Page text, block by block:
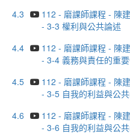
4.3
112 - 磨課師課程 - 陳
- 3-3 權利與公共論述
4.4
112 - 磨課師課程 - 陳
- 3-4 義務與責任的重
4.5
112 - 磨課師課程 - 陳
- 3-5 自我的利益與公
4.6
112 - 磨課師課程 - 陳
- 3-6 自我的利益與公